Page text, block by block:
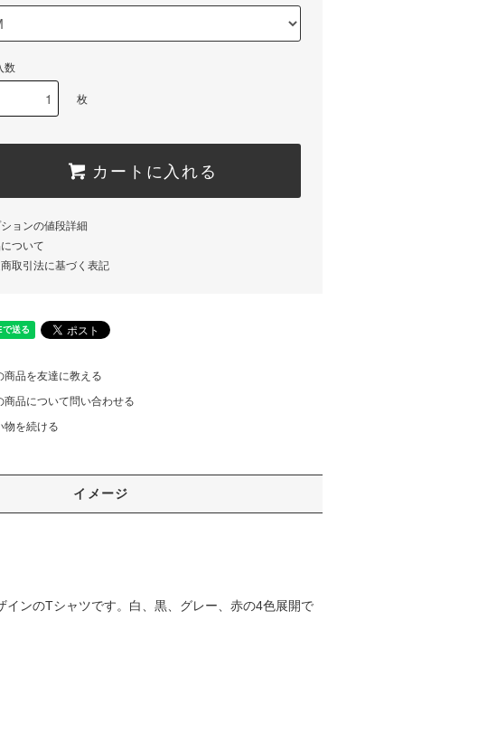
数
枚
カートに入れる
ョンの値段詳細
ついて
取引法に基づく表記
商品を友達に教える
商品について問い合わせる
物を続ける
イメージ
ンのTシャツです。白、黒、グレー、赤の4色展開で